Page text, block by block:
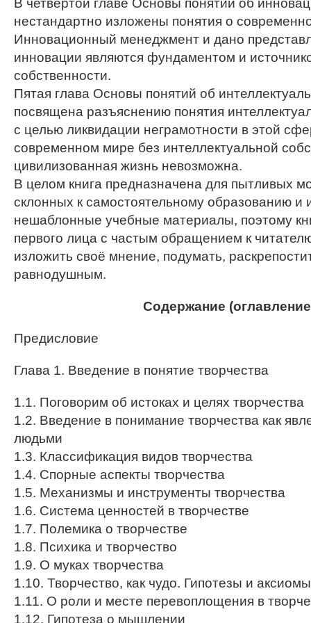
В четвёртой главе Основы понятий об
нестандартно изложены понятия о
Инновационный менеджмент и дано
инновации являются фундаментом и
собственности.
Пятая глава Основы понятий об
посвящена разъяснению понятия
с целью ликвидации неграмотности в этой
современном мире без интеллектуальной
цивилизованная жизнь невозможна.
В целом книга предназначена для пытливых
склонных к самостоятельному образованию
нешаблонные учебные материалы, поэтому
первого лица с частым обращением к
изложить своё мнение, подумать,
равнодушным.
Содержание
Предисловие
Глава 1. Введение в понятие творчества
1.1. Поговорим об истоках и целях творчества
1.2. Введение в понимание творчества как
людьми
1.3. Классификация видов творчества
1.4. Спорные аспекты творчества
1.5. Механизмы и инструменты творчества
1.6. Система ценностей в творчестве
1.7. Полемика о творчестве
1.8. Психика и творчество
1.9. О муках творчества
1.10. Творчество, как чудо. Гипотезы и аксиомы
1.11. О роли и месте перевоплощения в
1.12. Гипотеза о мышлении